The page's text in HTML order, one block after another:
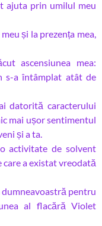
ajuta prin umilul meu
și la prezența mea,
ascensiunea mea:
s-a întâmplat atât de
datorită caracterului
mai ușor sentimentul
și a ta.
activitate de solvent
a existat vreodată
dumneavoastră pentru
al flacără Violet